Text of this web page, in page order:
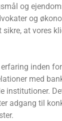
og
og
at vores
inden
med
institutioner.
adgang til